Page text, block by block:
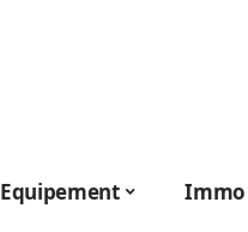
Equipement Immo